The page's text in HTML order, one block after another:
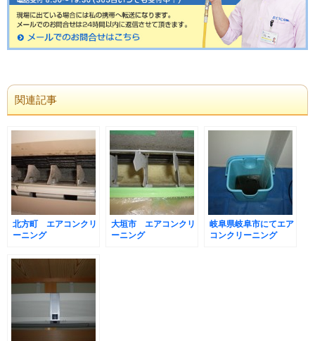
関連記事
北方町 エアコンクリ
ーニング
大垣市 エアコンクリ
ーニング
岐阜県岐阜市にてエア
コンクリーニング